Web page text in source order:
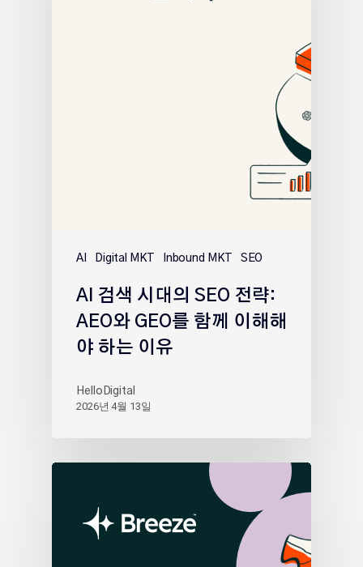
AI Digital MKT Inbound MKT SEO
AI 검색 시대의 SEO 전략:
AEO와 GEO를 함께 이해해
야 하는 이유
HelloDigital
2026년 4월 13일